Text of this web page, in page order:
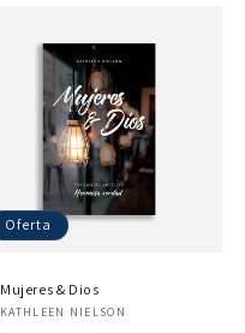
Oferta
Mujeres & Dios
Proveedor:
KATHLEEN NIELSON